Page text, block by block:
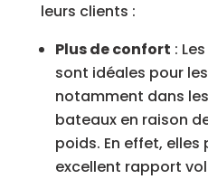
leurs clients :
Plus de confort :
sont idéales pour
notamment dans
bateaux en raison
poids. En effet, elles
excellent rapport